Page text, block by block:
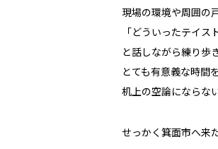
現場の環境や周囲の
「どういったテイ
と話しながら練り歩
とても有意義な時間
机上の空論にならな
せっかく箕面市へ来